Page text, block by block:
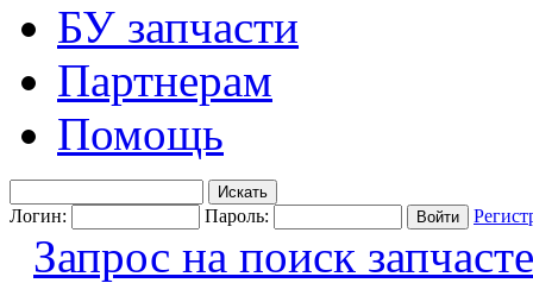
БУ запчасти
Партнерам
Помощь
Логин: Пароль:
Запрос на поиск